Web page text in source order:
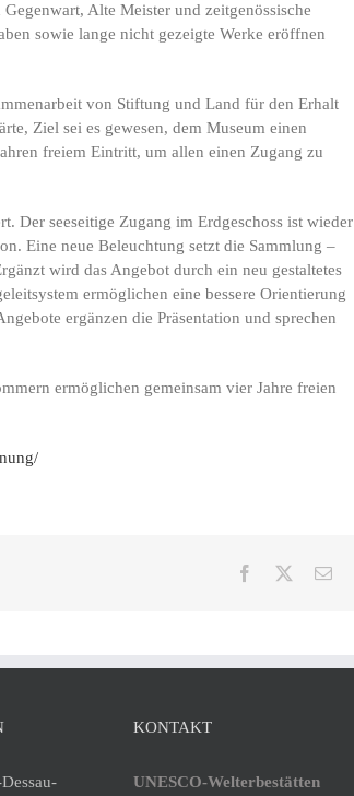
Alte Meister und zeitgenössische
sowie lange nicht gezeigte Werke eröffnen
von Stiftung und Land für den Erhalt
Ziel sei es gewesen, dem Museum einen
freiem Eintritt, um allen einen Zugang zu
Der seeseitige Zugang im Erdgeschoss ist wieder
Eine neue Beleuchtung setzt die Sammlung –
wird das Angebot durch ein neu gestaltetes
ermöglichen eine bessere Orientierung
ergänzen die Präsentation und sprechen
ermöglichen gemeinsam vier Jahre freien
Facebook
E-
KONTAKT
UNESCO-Welterbestätten